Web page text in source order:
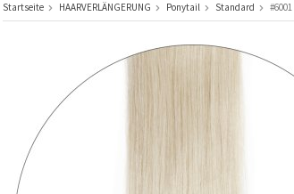
Startseite HAARVERLÄNGERUNG Ponytail Standard